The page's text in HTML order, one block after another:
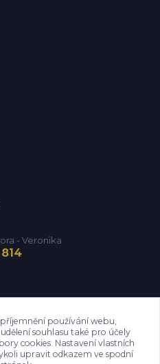
- Veronika
používání webu,
souhlasu také pro účely
cookies. Nastavení vlastních
upravit odkazem ve spodní